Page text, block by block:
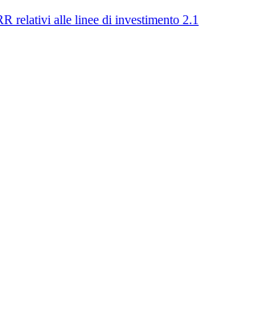
relativi alle linee di investimento 2.1